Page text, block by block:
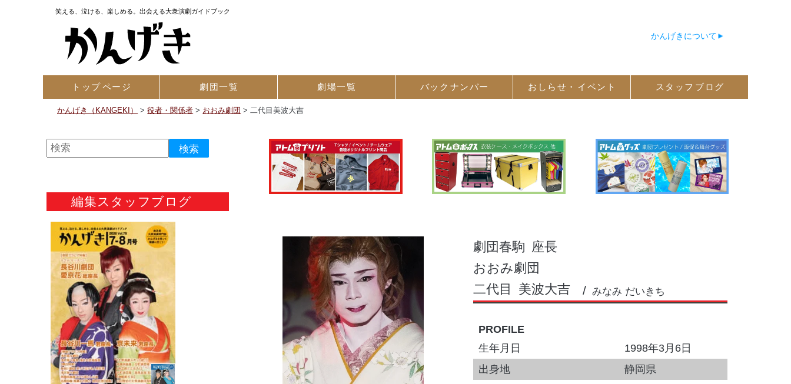
笑える、泣ける、楽しめる。出会える大衆演劇ガイドブック
かんげきについて
トップページ 劇団一覧 劇場一覧 バック ナンバー おしらせ・ イベント スタッフ ブログ
かんげき（KANGEKI） >役者・関係者 > おおみ劇団 >二代目美波大吉
劇団春駒 座長
おおみ劇団
二代目
美波大吉 みなみ だいきち
PROFILE
生年月日
1998年3月6日
出身地
静岡県
編集スタッフブログ